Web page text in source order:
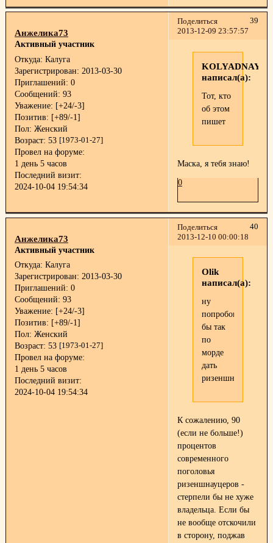
Поделиться
39
2013-12-09 23:57:57
Анжелика73
Активный участник
Откуда: Калуга
Зарегистрирован: 2013-03-30
Приглашений: 0
Сообщений: 93
Уважение: [+24/-3]
Позитив: [+89/-1]
Пол: Женский
Возраст: 53 [1973-01-27]
Провел на форуме:
1 день 5 часов
Последний визит:
2024-10-04 19:54:34
KOLYADNAYA
написал(а):
Тот, кто
об этом
пишет
Маска, я тебя знаю!
0
Поделиться
40
2013-12-10 00:00:18
Анжелика73
Активный участник
Откуда: Калуга
Зарегистрирован: 2013-03-30
Приглашений: 0
Сообщений: 93
Уважение: [+24/-3]
Позитив: [+89/-1]
Пол: Женский
Возраст: 53 [1973-01-27]
Провел на форуме:
1 день 5 часов
Последний визит:
2024-10-04 19:54:34
Olik
написал(а):
ну
попробовал
бы так
по
морде
дать
ризеншнауцеру
К сожалению, 90
(если не больше!)
процентов
современного
поголовья
ризеншнауцеров -
стерпели бы не хуже
владельца. Если бы
не вообще отскочили
в сторону, поджав